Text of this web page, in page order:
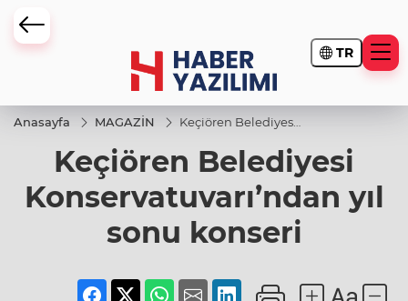
TR
Anasayfa MAGAZİN
Keçiören Belediyesi
yıl sonu konseri
Keçiören Belediyesi
Konservatuvarı’ndan yıl
sonu konseri